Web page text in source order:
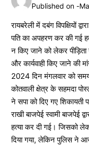
Published on -
रायबरेली में दबंग विपक्षियों
पति का अपहरण कर की गई
न किए जाने को लेकर
और कार्यवाही किए जाने
2024 दिन मंगलवार को
कोतवाली क्षेत्र के सहमदा
ने सपा को दिए गए शिकायती
राखी बाजपेई स्वामी बाजपेई
हत्या कर दी गई। जिसको
दिया गया, लेकिन पुलिस ने